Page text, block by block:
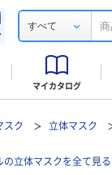
すべて
マイカタログ
スク 立体マスク
の立体マスクを全て見る